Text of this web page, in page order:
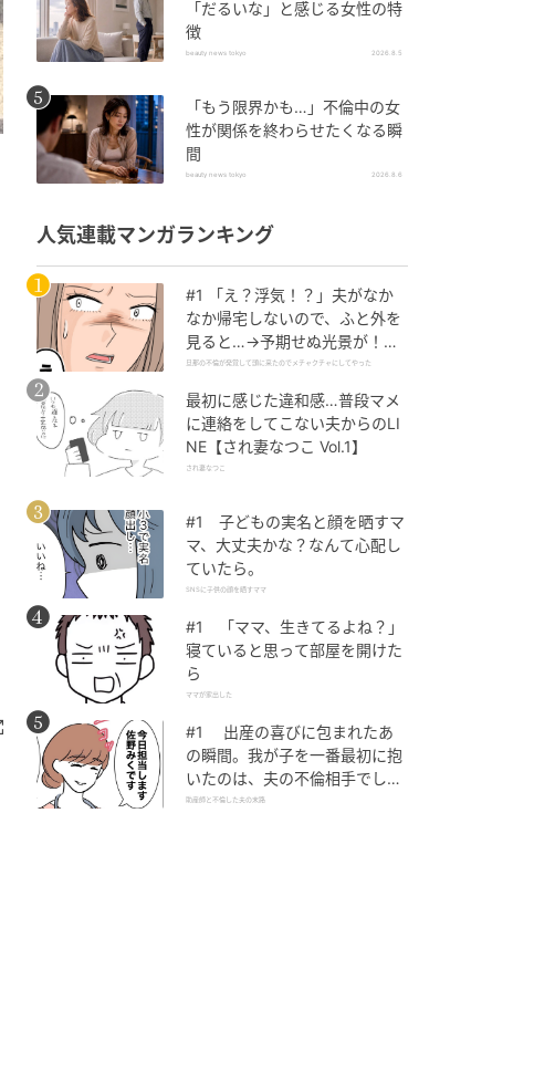
「だるいな」と感じる女性の特
徴
beauty news tokyo 2026.8.5
「もう限界かも…」不倫中の女
性が関係を終わらせたくなる瞬
間
beauty news tokyo 2026.8.6
人気連載マンガランキング
#1 「え？浮気！？」夫がなか
なか帰宅しないので、ふと外を
見ると…→予期せぬ光景が！｜
旦那の不倫が発覚して頭に来た
旦那の不倫が発覚して頭に来たのでメチャクチャにしてやった
最初に感じた違和感…普段マメ
に連絡をしてこない夫からのLI
NE【され妻なつこ Vol.1】
され妻なつこ
#1 子どもの実名と顔を晒すマ
マ、大丈夫かな？なんて心配し
ていたら。
SNSに子供の顔を晒すママ
#1 「ママ、生きてるよね？」
寝ていると思って部屋を開けた
ら
ママが家出した
#1 出産の喜びに包まれたあ
の瞬間。我が子を一番最初に抱
いたのは、夫の不倫相手でし
た。
助産師と不倫した夫の末路